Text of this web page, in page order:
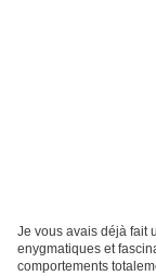
Je vous avais déjà fait
enygmatiques et
comportements